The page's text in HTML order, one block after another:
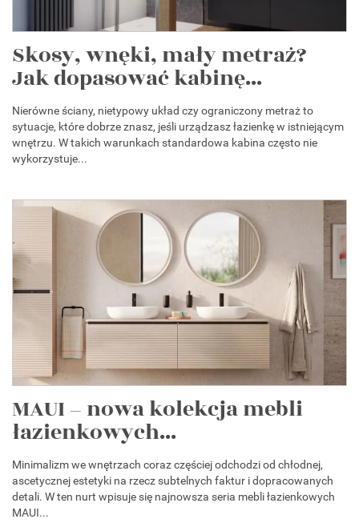
Skosy, wnęki, mały metraż?
Jak dopasować kabinę...
Nierówne ściany, nietypowy układ czy ograniczony metraż to
sytuacje, które dobrze znasz, jeśli urządzasz łazienkę w istniejącym
wnętrzu. W takich warunkach standardowa kabina często nie
wykorzystuje...
MAUI – nowa kolekcja mebli
łazienkowych...
Minimalizm we wnętrzach coraz częściej odchodzi od chłodnej,
ascetycznej estetyki na rzecz subtelnych faktur i dopracowanych
detali. W ten nurt wpisuje się najnowsza seria mebli łazienkowych
MAUI...